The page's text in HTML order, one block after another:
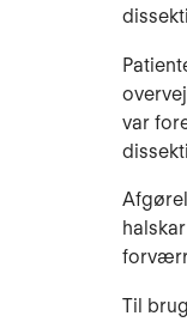
var
Til